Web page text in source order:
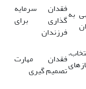
بهفقدان سرمایه
گذاری برای
فرزندان
فقدان مهارت
تصمیم گیری